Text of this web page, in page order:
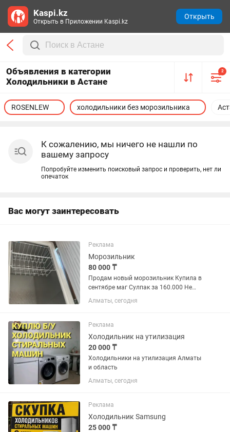
Объявления в категории
Холодильники в Астане
2
ROSENLEW холодильники без морозильника
К сожалению, мы ничего не нашли по
вашему запросу
Попробуйте изменить поисковый запрос и проверить, нет ли
опечаток
Вас могут заинтересовать
Реклама
Морозильник
80 000 ₸
Продам новый морозильник Купила в
сентябре маг Сулпак за 160.000 Не
пользовались, документы есть Отдам
за 80.000 Высота: 80 см Ширина: 90
Алматы, сегодня
Реклама
Холодильник на утилизация
20 000 ₸
Холодильники на утилизация Алматы
и область
Алматы, сегодня
Реклама
Холодильник Samsung
25 000 ₸
Kaspi.kz
Открыть в Приложении Kaspi.kz
Открыть